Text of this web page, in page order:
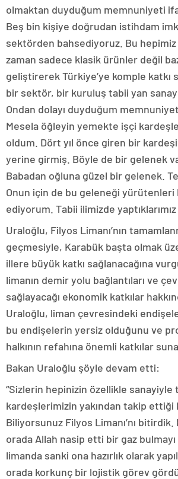
olmaktan duyduğum memnuniyeti
Beş bin kişiye doğrudan istihdam
sektörden bahsediyoruz. Bu hepimiz
zaman sadece klasik ürünler değil
geliştirerek Türkiye’ye komple katkı
bir sektör, bir kuruluş tabii yan
Ondan dolayı duyduğum
Mesela öğleyin yemekte işçi
oldum. Dört yıl önce giren bir
yerine girmiş. Böyle de bir gelenek
Babadan oğluna güzel bir gelenek.
Onun için de bu geleneği
ediyorum. Tabii ilimizde yaptıklarımız
Uraloğlu, Filyos Limanı’nın
geçmesiyle, Karabük başta olmak
illere büyük katkı sağlanacağına
limanın demir yolu bağlantıları ve
sağlayacağı ekonomik katkılar
Uraloğlu, liman çevresindeki
bu endişelerin yersiz olduğunu ve
halkının refahına önemli katkılar
Bakan Uraloğlu şöyle devam etti:
“Sizlerin hepinizin özellikle
kardeşlerimizin yakından takip ettiği
Biliyorsunuz Filyos Limanı’nı
orada Allah nasip etti bir gaz
limanda sanki ona hazırlık olarak
orada korkunç bir lojistik görev